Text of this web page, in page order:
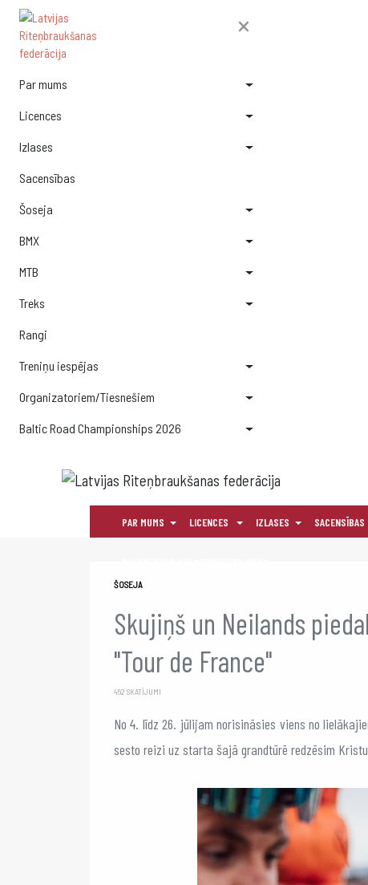
×
Par mums
Licences
Izlases
Sacensības
Šoseja
BMX
MTB
Treks
Rangi
Treniņu iespējas
Organizatoriem/Tiesnešiem
Baltic Road Championships 2026
PAR MUMS LICENCES IZLASES SACENSĪBAS
ŠOSEJA
Skujiņš un Neilands
"Tour de France"
452 SKATĪJUMI
No 4. līdz 26. jūlijam norisināsies viens no
sesto reizi uz starta šajā grandtūrē redzēsim